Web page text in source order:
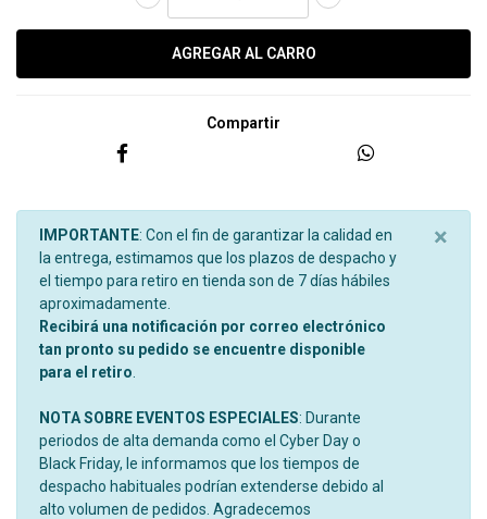
Compartir
IMPORTANTE: Con el fin de garantizar la calidad en
la entrega, estimamos que los plazos de despacho y
el tiempo para retiro en tienda son de 7 días hábiles
aproximadamente.
Recibirá una notificación por correo electrónico
tan pronto su pedido se encuentre disponible
para el retiro
NOTA SOBRE EVENTOS ESPECIALES: Durante
periodos de alta demanda como el Cyber Day o
Black Friday, le informamos que los tiempos de
despacho habituales podrían extenderse debido al
alto volumen de pedidos. Agradecemos
×